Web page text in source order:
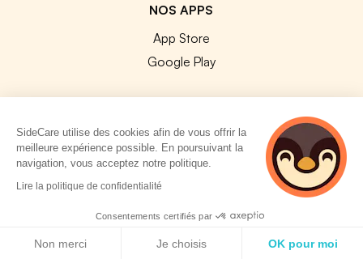
NOS APPS
App Store
Google Play
© 2026 SideCare. Tous droits réservés.
SideCare utilise des cookies afin de vous offrir la
meilleure expérience possible. En poursuivant la
navigation, vous acceptez notre politique.
Lire la politique de confidentialité
Consentements certifiés par
Non merci Je choisis OK pour moi
5 personnes
consultent
actuellement cette